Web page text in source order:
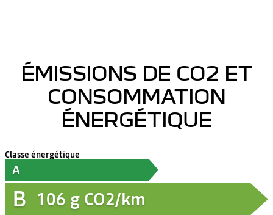
ÉMISSIONS DE CO2 ET
CONSOMMATION
ÉNERGÉTIQUE
Classe énergétique
A
B 106 g CO2/km